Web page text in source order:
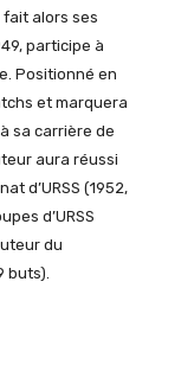
fait alors ses
participe à
Positionné en
et marquera
sa carrière de
aura réussi
d’URSS (1952,
d’URSS
du
buts).